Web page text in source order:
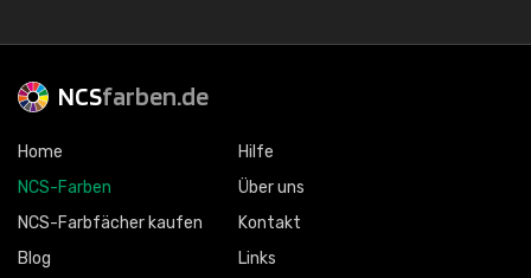
NCSfarben.de
Home
NCS-Farben
NCS-Farbfächer kaufen
Blog
Hilfe
Über uns
Kontakt
Links